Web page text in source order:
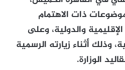
ذات الاهتمام
والدولية، وعلى
وذلك أثناء زيارته الرسمية
الوزارة.